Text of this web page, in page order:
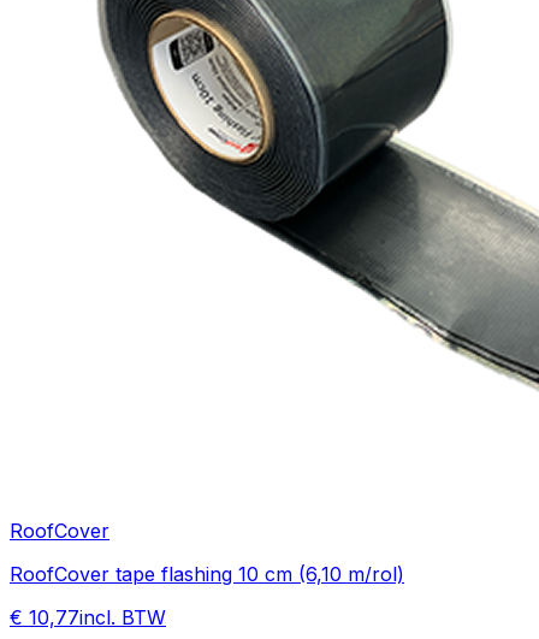
RoofCover
RoofCover tape flashing 10 cm (6,10 m/rol)
€ 10,77incl. BTW